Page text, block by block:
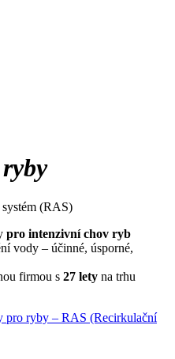
(RAS)
pro intenzivní chov ryb
vody – účinné, úsporné,
firmou s 27 lety na trhu